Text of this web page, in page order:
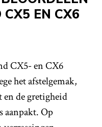
EN CX6
CX5- en CX6
het afstelgemak,
en de gretigheid
aanpakt. Op